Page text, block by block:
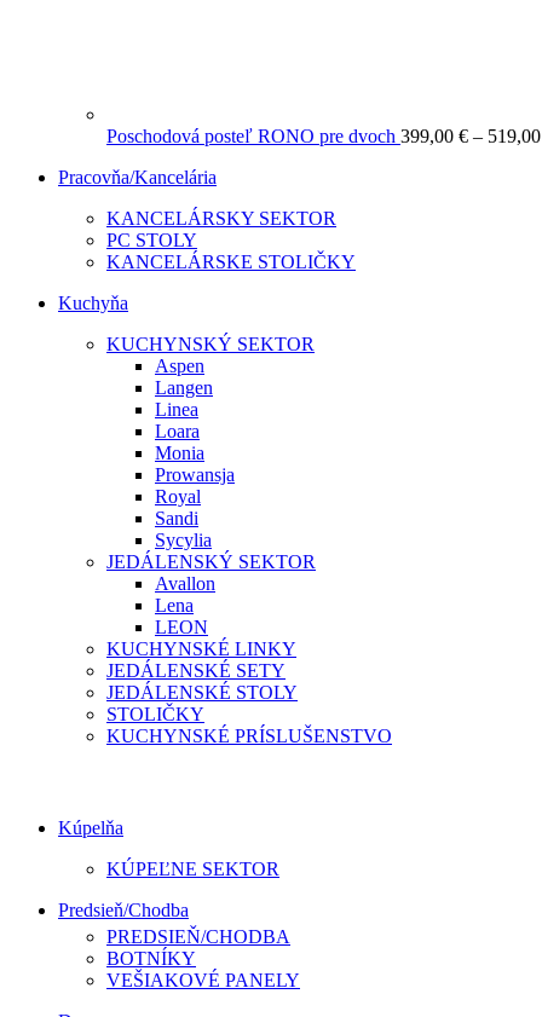
Poschodová posteľ RONO pre dvoch 399,00 € –
Pracovňa/Kancelária
KANCELÁRSKY SEKTOR
PC STOLY
KANCELÁRSKE STOLIČKY
Kuchyňa
KUCHYNSKÝ SEKTOR
Aspen
Langen
Linea
Loara
Monia
Prowansja
Royal
Sandi
Sycylia
JEDÁLENSKÝ SEKTOR
Avallon
Lena
LEON
KUCHYNSKÉ LINKY
JEDÁLENSKÉ SETY
JEDÁLENSKÉ STOLY
STOLIČKY
KUCHYNSKÉ PRÍSLUŠENSTVO
Kúpelňa
KÚPEĽNE SEKTOR
Predsieň/Chodba
PREDSIEŇ/CHODBA
BOTNÍKY
VEŠIAKOVÉ PANELY